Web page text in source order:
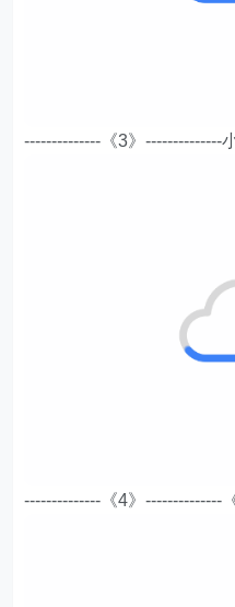
--------------《3》--------------
--------------《4》--------------